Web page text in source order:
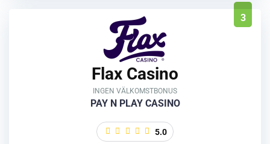
3
Flax Casino
INGEN VÄLKOMSTBONUS
PAY N PLAY CASINO
5.0